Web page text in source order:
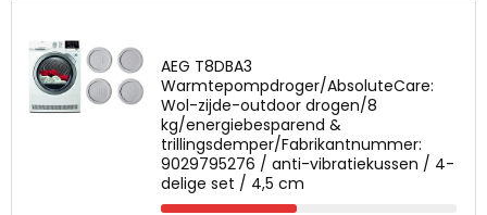
AEG T8DBA3
Warmtepompdroger/AbsoluteCare:
Wol-zijde-outdoor drogen/8
kg/energiebesparend &
trillingsdemper/Fabrikantnummer:
9029795276 / anti-vibratiekussen / 4-
delige set / 4,5 cm